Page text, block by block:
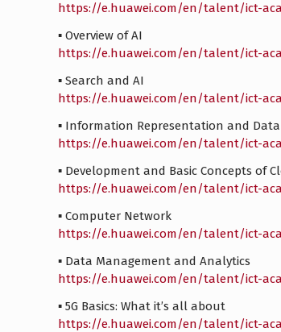
https://e.huawei.com/en/talent/ict-
▪️ Overview of AI
https://e.huawei.com/en/talent/ict-
▪️ Search and AI
https://e.huawei.com/en/talent/ict-
▪️ Information Representation and
https://e.huawei.com/en/talent/ict-
▪️ Development and Basic Concepts of
https://e.huawei.com/en/talent/ict-
▪️ Computer Network
https://e.huawei.com/en/talent/ict-
▪️ Data Management and Analytics
https://e.huawei.com/en/talent/ict-
▪️ 5G Basics: What it’s all about
https://e.huawei.com/en/talent/ict-